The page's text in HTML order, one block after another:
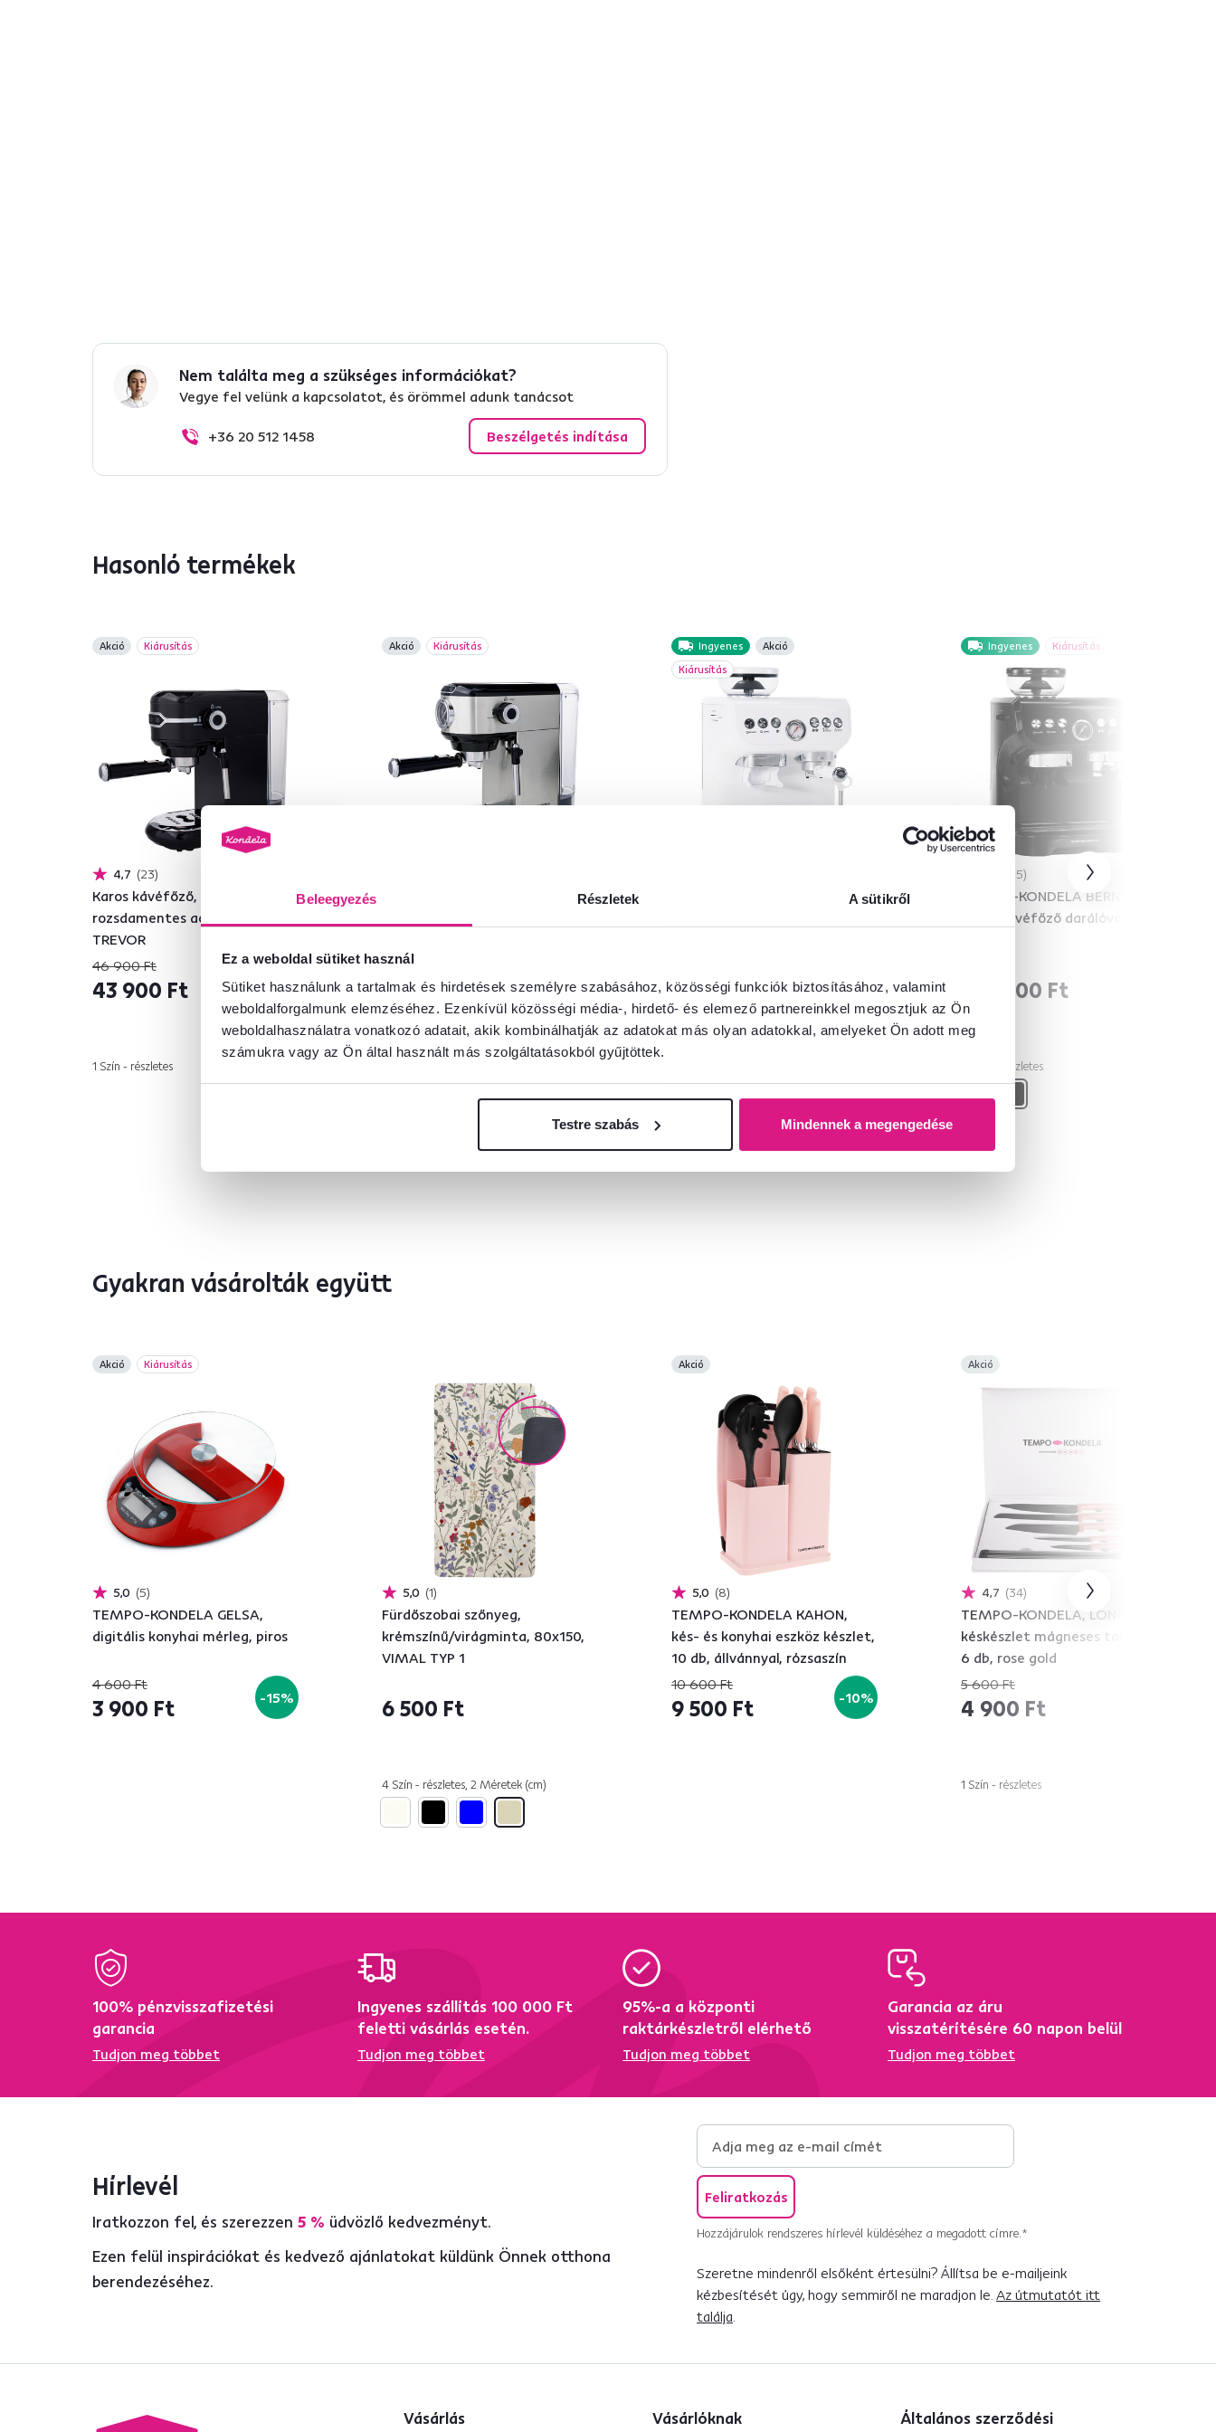
Beleegyezés Részletek A sütikről
Ez a weboldal sütiket használ
Sütiket használunk a tartalmak és hirdetések személyre szabásához, közösségi funkciók biztosításához, valamint
weboldalforgalmunk elemzéséhez. Ezenkívül közösségi média-, hirdető- és elemező partnereinkkel megosztjuk az Ön
weboldalhasználatra vonatkozó adatait, akik kombinálhatják az adatokat más olyan adatokkal, amelyeket Ön adott meg
számukra vagy az Ön által használt más szolgáltatásokból gyűjtöttek.
Testre szabás Mindennek a megengedése
Nem találta meg a szükséges információkat?
Vegye fel velünk a kapcsolatot, és örömmel adunk tanácsot
+36 20 512 1458 Beszélgetés indítása
Hasonló termékek
Akció Kiárusítás
4,7 23
Karos kávéfőző, fekete,
rozsdamentes acél/műanyag,
TREVOR
46 900 Ft
43 900 Ft -6%
1 Szín - részletes
Akció Kiárusítás
47 900 Ft
44 900 Ft -6%
Ingyenes
Akció
Kiárusítás
104 900 Ft -6%
Ingyenes Kiárusítás
25
TEMPO-KONDELA BERNY,
karos kávéfőző darálóval,
104 900 Ft
2 Szín - részletes
Gyakran vásárolták együtt
Akció Kiárusítás
5,0 5
TEMPO-KONDELA GELSA,
digitális konyhai mérleg, piros
4 600 Ft
3 900 Ft -15%
5,0 1
Fürdőszobai szőnyeg,
krémszínű/virágminta, 80x150,
VIMAL TYP 1
6 500 Ft
4 Szín - részletes, 2 Méretek (cm)
Akció
5,0 8
TEMPO-KONDELA KAHON,
kés- és konyhai eszköz készlet,
10 db, állvánnyal, rózsaszín
10 600 Ft
9 500 Ft -10%
Akció
4,7 34
TEMPO-KONDELA, LONAN,
késkészlet mágneses tartóval,
6 db, rose gold
5 600 Ft
4 900 Ft
1 Szín - részletes
100% pénzvisszafizetési
garancia
Tudjon meg többet
Ingyenes szállítás 100 000 Ft
feletti vásárlás esetén.
Tudjon meg többet
95%-a a központi
raktárkészletről elérhető
Tudjon meg többet
Garancia az áru
visszatérítésére 60 napon belül
Tudjon meg többet
Hírlevél
Iratkozzon fel, és szerezzen 5 % üdvözlő kedvezményt.
Ezen felül inspirációkat és kedvező ajánlatokat küldünk Önnek otthona
berendezéséhez.
Feliratkozás
Hozzájárulok rendszeres hírlevél küldéséhez a megadott címre.*
Szeretne mindenről elsőként értesülni? Állítsa be e-mailjeink
kézbesítését úgy, hogy semmiről ne maradjon le. Az útmutatót itt
találja.
Vásárlás Vásárlóknak
Általános szerződési